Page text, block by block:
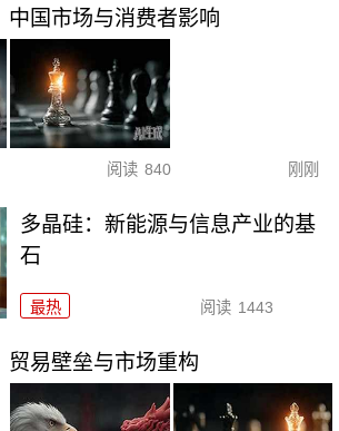
中国市场与消费者影响
阅读 840 刚刚
多晶硅：新能源与信息产业的基
石
最热 阅读 1443
贸易壁垒与市场重构